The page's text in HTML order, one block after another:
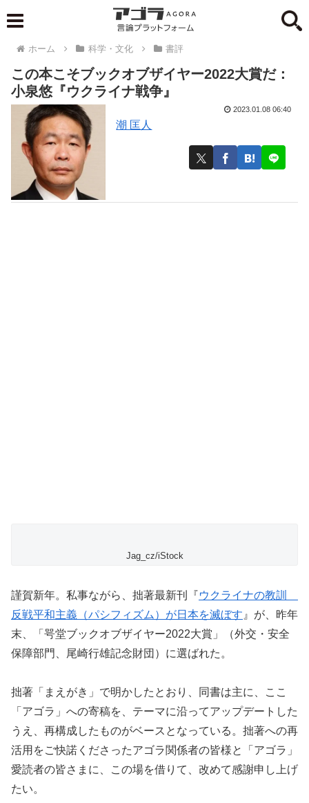
ホーム 科学・文化 書評
この本こそブックオブザイヤー2022大賞だ：
小泉悠『ウクライナ戦争』
潮 匡人
2023.01.08 06:40
Jag_cz/iStock
謹賀新年。私事ながら、拙著最新刊『ウクライナの教訓
反戦平和主義（パシフィズム）が日本を滅ぼす 』が、昨年
末、「咢堂ブックオブザイヤー2022大賞」（外交・安全
保障部門、尾崎行雄記念財団）に選ばれた。
拙著「まえがき」で明かしたとおり、同書は主に、ここ
「アゴラ」への寄稿を、テーマに沿ってアップデートした
うえ、再構成したものがベースとなっている。拙著への再
活用をご快諾くださったアゴラ関係者の皆様と「アゴラ」
愛読者の皆さまに、この場を借りて、改めて感謝申し上げ
たい。